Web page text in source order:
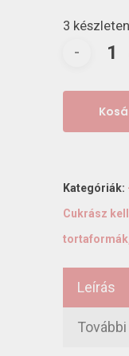
3 készleten
Kategóriák:
Cukrász
Leírás